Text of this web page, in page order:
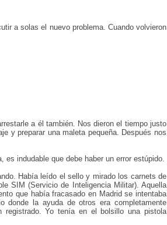
a solas el nuevo problema. Cuando volvieron
a él también. Nos dieron el tiempo justo
y preparar una maleta pequeña. Después nos
indudable que debe haber un error estúpido.
Había leído el sello y mirado los carnets de
SIM (Servicio de Inteligencia Militar). Aquella
que había fracasado en Madrid se intentaba
donde la ayuda de otros era completamente
registrado. Yo tenía en el bolsillo una pistola